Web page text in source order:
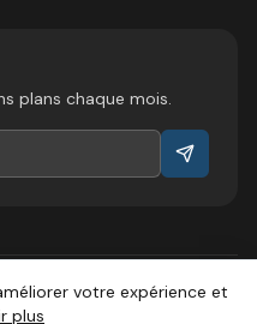
plans chaque mois.
Tous droits réservés.
votre expérience et
plus